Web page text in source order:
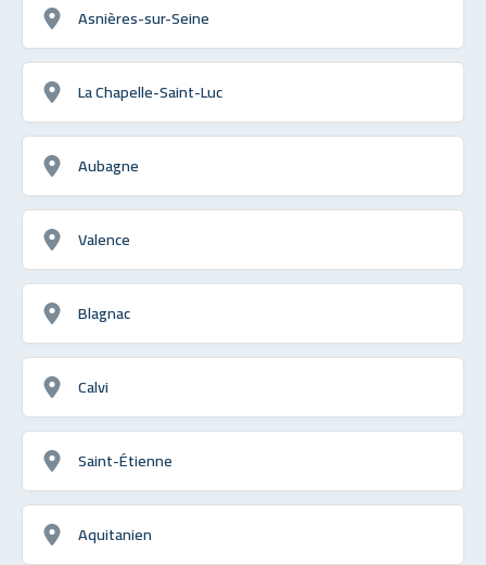
Asnières-sur-Seine
La Chapelle-Saint-Luc
Aubagne
Valence
Blagnac
Calvi
Saint-Étienne
Aquitanien